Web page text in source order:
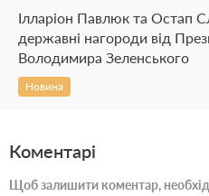
Ілларіон Павлюк та Остап
державні нагороди від
Володимира Зеленського
Новина
Коментарі
Щоб залишити коментар,